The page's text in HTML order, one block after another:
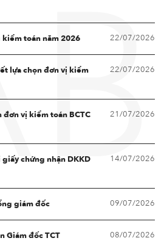
kiểm toán năm 2026 22/07/2026
lựa chọn đơn vị kiểm
22/07/2026
vị kiểm toán BCTC
21/07/2026
chứng nhận DKKD
14/07/2026
giám đốc 09/07/2026
Giám đốc TCT 08/07/2026